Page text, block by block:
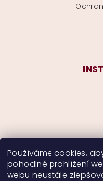
Používáme cookies,
pohodlné prohlížení
webu neustále